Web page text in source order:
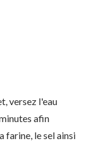
versez l'eau
afin
farine, le sel ainsi